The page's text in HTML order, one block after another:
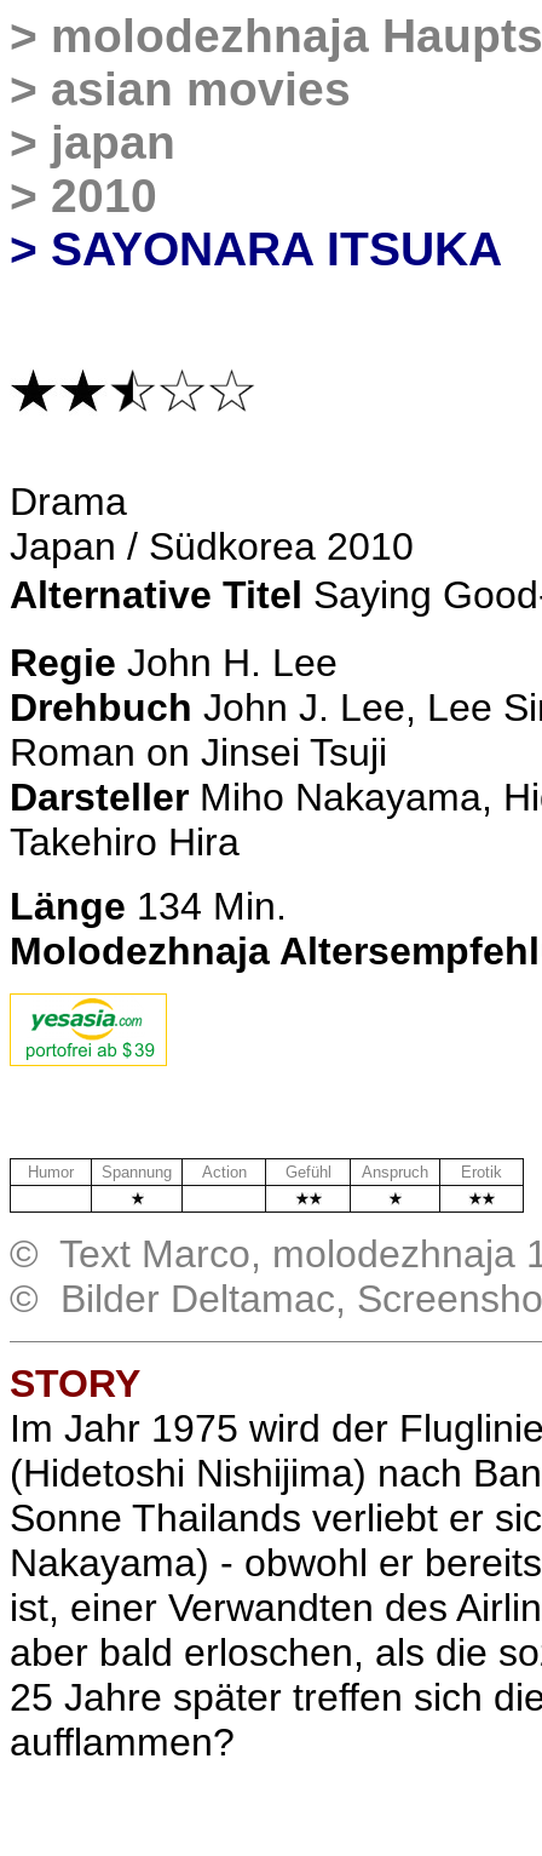
> molodezhnaja
> asian movies
> japan
> 2010
> SAYONARA ITSUKA
Drama
Japan / Südkorea 2010
Alternative Titel Saying
Regie John H. Lee
Drehbuch John J. Lee, Lee
Roman on Jinsei Tsuji
Darsteller Miho Nakayama,
Takehiro Hira
Länge 134 Min.
Molodezhnaja
Humor Spannung Action Gefühl Anspruch
Erotik
© Text Marco, molodezhnaja
© Bilder Deltamac,
STORY
Im Jahr 1975 wird der
(Hidetoshi Nishijima) nach
Sonne Thailands verliebt er
Nakayama) - obwohl er
ist, einer Verwandten des
aber bald erloschen, als die
25 Jahre später treffen sich
aufflammen?